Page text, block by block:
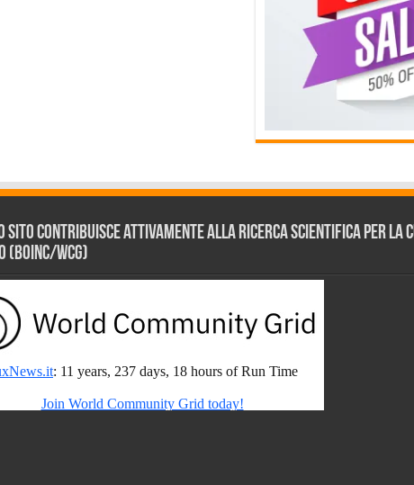
sito contribuisce attivamente alla ricerca scientifica per la
WCG)